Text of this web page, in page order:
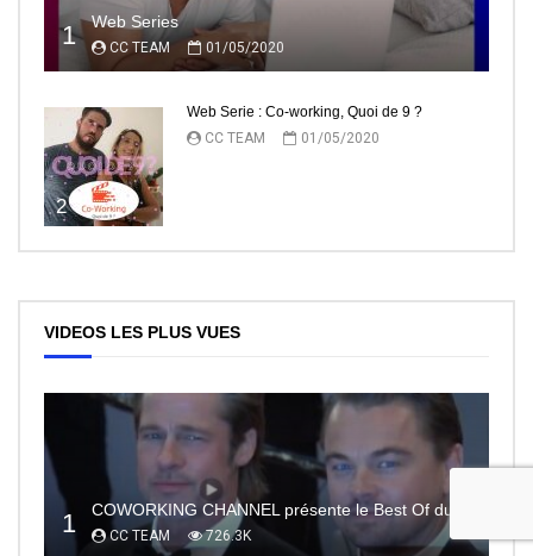
1 Web Series
CC TEAM 01/05/2020
2
Web Serie : Co-working, Quoi de 9 ?
CC TEAM
01/05/2020
VIDEOS LES PLUS VUES
1 CC TEAM 726.3K